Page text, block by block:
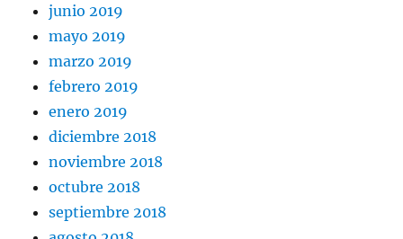
junio 2019
mayo 2019
marzo 2019
febrero 2019
enero 2019
diciembre 2018
noviembre 2018
octubre 2018
septiembre 2018